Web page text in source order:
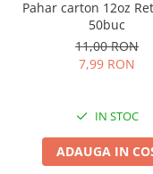
Pahar carton 12oz
50buc
11,00 RON
7,99 RON
IN STOC
ADAUGA IN